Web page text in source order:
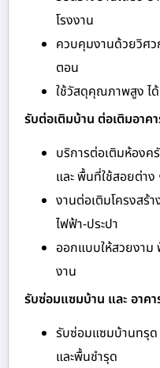
โรงงาน
ควบคุมงานด้วยวิศ
ตอน
ใช้วัสดุคุณภาพสูง ไ
รับต่อเติมบ้าน ต่อเติมอาค
บริการต่อเติมห้องค
และ พื้นที่ใช้สอยต่าง
งานต่อเติมโครงสร้
ไฟฟ้า-ประปา
ออกแบบให้สวยงา
งาน
รับซ่อมแซมบ้าน และ อาค
รับซ่อมแซมบ้านทรุ
และพื้นชำรุด